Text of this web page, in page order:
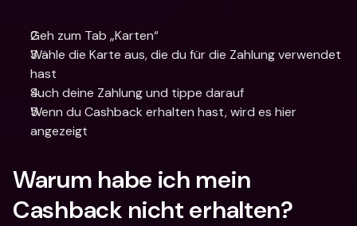
Geh zum Tab „Karten“
Wähle die Karte aus, die du für die Zahlung verwendet
hast
Such deine Zahlung und tippe darauf
Wenn du Cashback erhalten hast, wird es hier
angezeigt
Warum habe ich mein
Cashback nicht erhalten?